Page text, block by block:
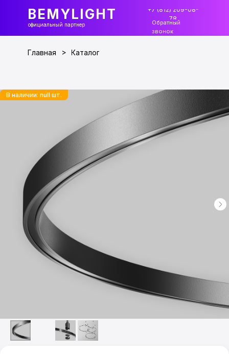
официальный партнер
BEMYLIGHT
+7 (812) 209-08-
78
Обратный
звонок
Каталог
Главная >